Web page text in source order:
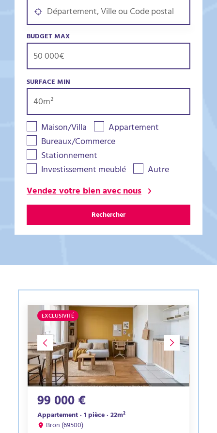
BUDGET MAX
SURFACE MIN
Maison/Villa
Appartement
Bureaux/Commerce
Stationnement
Investissement meublé
Autre
Vendez votre bien avec nous
Rechercher
EXCLUSIVITÉ
99 000 €
Appartement · 1 pièce · 22m²
Bron (69500)